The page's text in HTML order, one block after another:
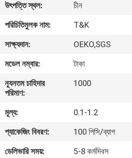
আমাদের
সম্পর্কে
কারখানা
ভ্রমণ
মান
নিয়ন্ত্রণ
উৎপত্তি স্থল:
চীন
পরিচিতিমুলক নাম:
T&K
সাক্ষ্যদান:
OEKO,SGS
মডেল নম্বার:
টাকা
ন্যূনতম চাহিদার
পরিমাণ:
1000
মূল্য:
0.1-1.2
প্যাকেজিং বিবরণ:
100 পিসি/ব্যাগ
ডেলিভারি সময়:
5-8 কর্মদিবস